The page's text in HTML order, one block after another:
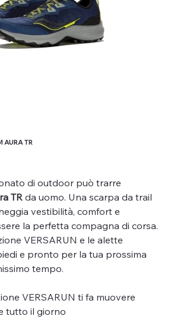
AURA TR
di outdoor può trarre
TRda uomo. Una scarpa da trail
vestibilità, comfort e
la perfetta compagna di corsa.
VERSARUN e le alette
e pronto per la tua prossima
tempo.
VERSARUN ti fa muovere
tutto il giorno